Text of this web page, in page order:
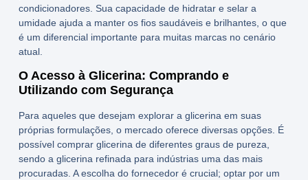
condicionadores. Sua capacidade de hidratar e selar a
umidade ajuda a manter os fios saudáveis e brilhantes, o que
é um diferencial importante para muitas marcas no cenário
atual.
O Acesso à Glicerina: Comprando e
Utilizando com Segurança
Para aqueles que desejam explorar a glicerina em suas
próprias formulações, o mercado oferece diversas opções. É
possível comprar glicerinade diferentes graus de pureza,
sendo a glicerina refinada para indústriasuma das mais
procuradas. A escolha do fornecedor é crucial; optar por um